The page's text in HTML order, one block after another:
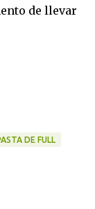
de llevar
DE FULL